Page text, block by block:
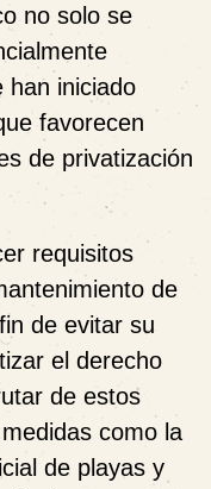
no solo se
han iniciado
favorecen
de privatización
requisitos
de
de evitar su
el derecho
de estos
como la
de playas y